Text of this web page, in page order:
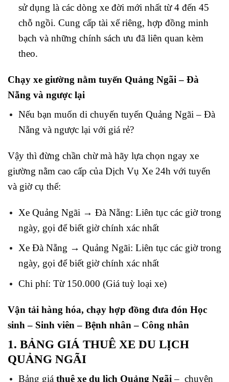
sử dụng là các dòng xe đời mới nhất từ 4 đến 45
chỗ ngồi. Cung cấp tài xế riêng, hợp đồng minh
bạch và những chính sách ưu đã liên quan kèm
theo.
Chạy xe giường nằm tuyến Quảng Ngãi – Đà
Nẵng và ngược lại
Nếu bạn muốn di chuyến tuyến Quảng Ngãi – Đà
Nẵng và ngược lại với giá rẻ?
Vậy thì đừng chần chừ mà hãy lựa chọn ngay xe
giường nằm cao cấp của Dịch Vụ Xe 24h với tuyến
và giờ cụ thể:
Xe Quảng Ngãi → Đà Nẵng: Liên tục các giờ trong
ngày, gọi để biết giờ chính xác nhất
Xe Đà Nẵng → Quảng Ngãi: Liên tục các giờ trong
ngày, gọi để biết giờ chính xác nhất
Chi phí: Từ 150.000 (Giá tuỳ loại xe)
Vận tải hàng hóa, chạy hợp đồng đưa đón Học
sinh – Sinh viên – Bệnh nhân – Công nhân
1. BẢNG GIÁ THUÊ XE DU LỊCH
QUẢNG NGÃI
Bảng giáthuê xe du lịch Quảng Ngãi – chuyên